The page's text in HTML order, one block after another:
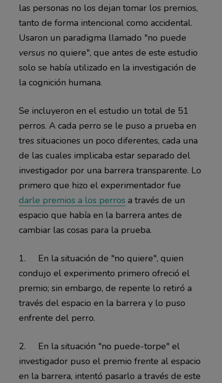
las personas no los dejan tomar los premios,
tanto de forma intencional como accidental.
Usaron un paradigma llamado "no puede
versus no quiere", que antes de este estudio
solo se había utilizado en la investigación de
la cognición humana.
Se incluyeron en el estudio un total de 51
perros. A cada perro se le puso a prueba en
tres situaciones un poco diferentes, cada una
de las cuales implicaba estar separado del
investigador por una barrera transparente. Lo
primero que hizo el experimentador fue
darle premios a los perros a través de un
espacio que había en la barrera antes de
cambiar las cosas para la prueba.
1. En la situación de "no quiere", quien
condujo el experimento primero ofreció el
premio; sin embargo, de repente lo retiró a
través del espacio en la barrera y lo puso
enfrente del perro.
2. En la situación "no puede-torpe" el
investigador puso el premio frente al espacio
en la barrera, intentó pasarlo a través de este